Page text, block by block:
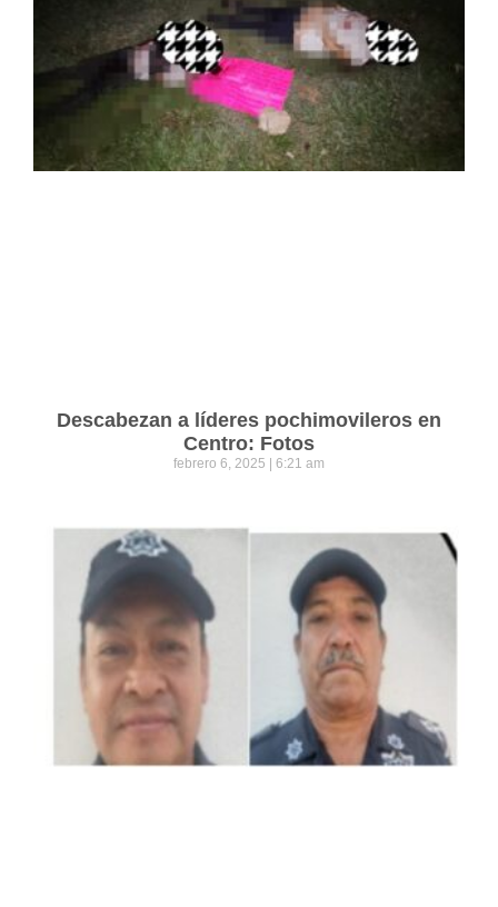
Descabezan a líderes pochimovileros en
Centro: Fotos
febrero 6, 2025 6:21 am